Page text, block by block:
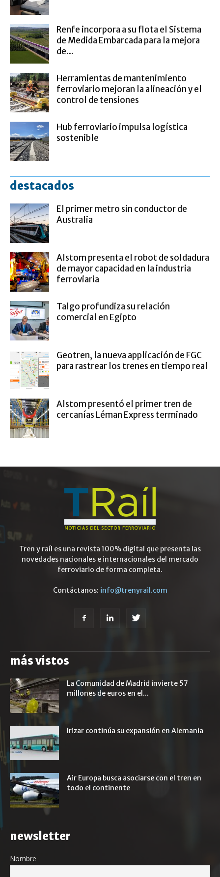
Renfe incorpora a su flota el Sistema
de Medida Embarcada para la mejora
de...
Herramientas de mantenimiento
ferroviario mejoran la alineación y el
control de tensiones
Hub ferroviario impulsa logística
sostenible
destacados
El primer metro sin conductor de
Australia
Alstom presenta el robot de soldadura
de mayor capacidad en la industria
ferroviaria
Talgo profundiza su relación
comercial en Egipto
Geotren, la nueva applicación de FGC
para rastrear los trenes en tiempo real
Alstom presentó el primer tren de
cercanías Léman Express terminado
Tren y raíl es una revista 100% digital que presenta las
novedades nacionales e internacionales del mercado
ferroviario de forma completa.
Contáctanos: info@trenyrail.com
más vistos
La Comunidad de Madrid invierte 57
millones de euros en el...
Irizar continúa su expansión en Alemania
Air Europa busca asociarse con el tren en
todo el continente
newsletter
Nombre